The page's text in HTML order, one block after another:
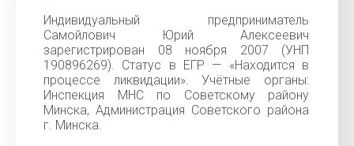
Индивидуальный предприниматель
Самойлович Юрий Алексеевич
зарегистрирован 08 ноября 2007 (УНП
190896269). Статус в ЕГР — «Находится в
процессе ликвидации». Учётные органы:
Инспекция МНС по Советскому району
Минска, Администрация Советского района
г. Минска.